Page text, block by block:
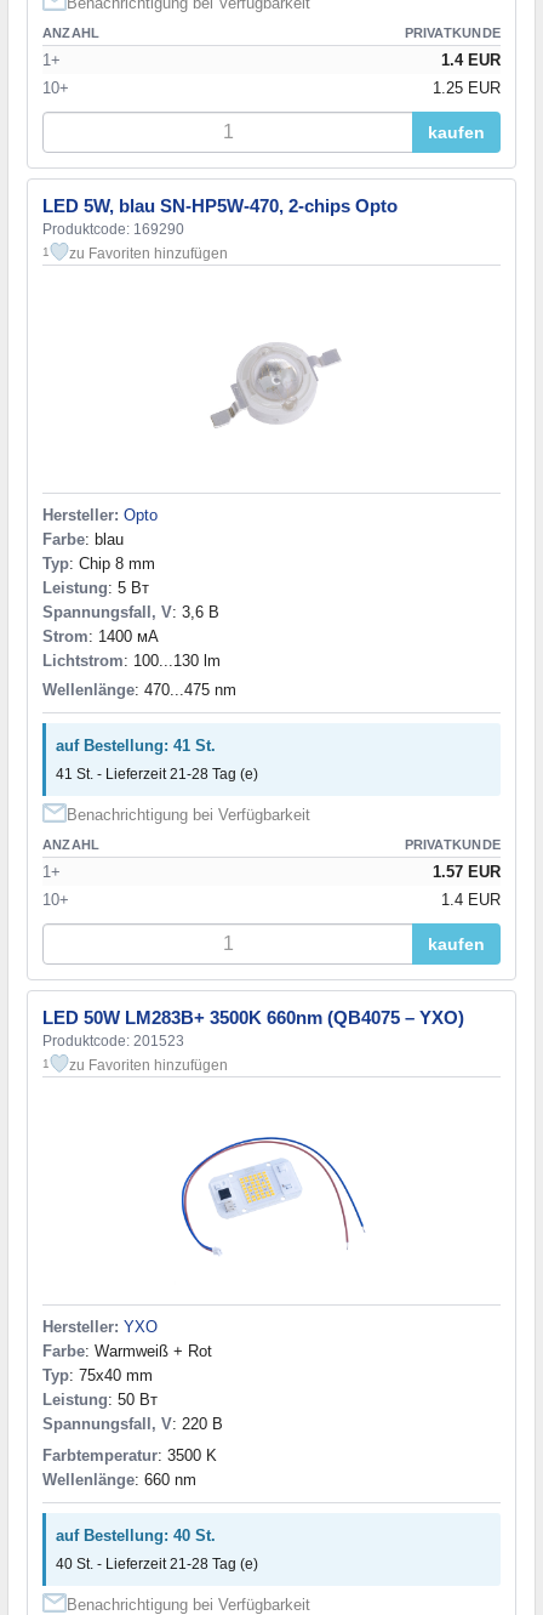
ANZAHL PRIVATKUNDE
1+
1.4 EUR
10+
1.25 EUR
kaufen
LED 5W, blau SN-HP5W-470, 2-chips Opto
Produktcode: 169290
1 zu Favoriten hinzufügen
Hersteller: Opto
Farbe: blau
Typ: Chip 8 mm
Leistung: 5 Вт
Spannungsfall, V: 3,6 В
Strom: 1400 мА
Lichtstrom: 100...130 lm
Wellenlänge: 470...475 nm
auf Bestellung: 41 St.
41 St. - Lieferzeit 21-28 Tag (e)
Benachrichtigung bei Verfügbarkeit
ANZAHL PRIVATKUNDE
1+
1.57 EUR
10+
1.4 EUR
kaufen
LED 50W LM283B+ 3500K 660nm (QB4075 – YXO)
Produktcode: 201523
1 zu Favoriten hinzufügen
Hersteller: YXO
Farbe: Warmweiß + Rot
Typ: 75x40 mm
Leistung: 50 Вт
Spannungsfall, V: 220 В
Farbtemperatur: 3500 K
Wellenlänge: 660 nm
auf Bestellung: 40 St.
40 St. - Lieferzeit 21-28 Tag (e)
Benachrichtigung bei Verfügbarkeit